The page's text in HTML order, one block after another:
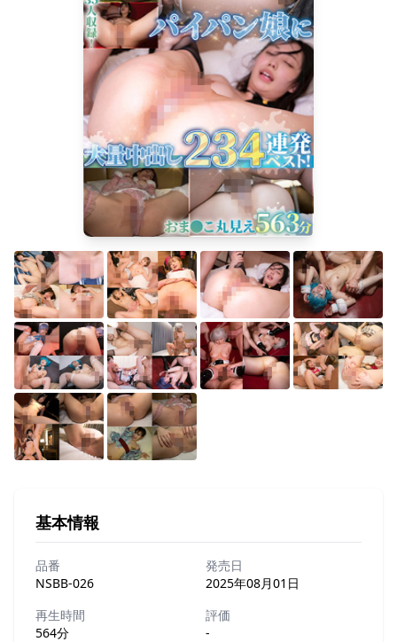
基本情報
品番
NSBB-026
発売日
2025年08月01日
再生時間
564分
評価
-